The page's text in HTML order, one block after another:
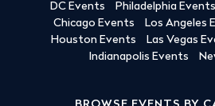
DC Events
Philadelphia Events
Chicago Events
Los Angeles
Houston Events
Las Vegas
Indianapolis Events